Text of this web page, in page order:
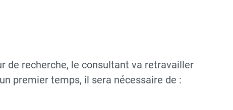
de recherche, le consultant va retravailler
premier temps, il sera nécessaire de :